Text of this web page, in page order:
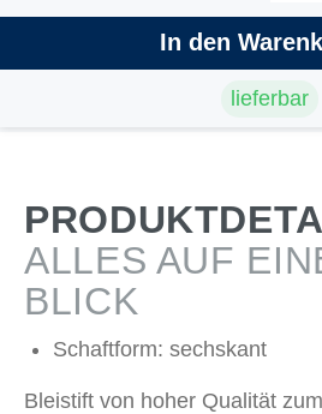
In den
lieferbar
ALLES AUF
BLICK
Schaftform: sechskant
Bleistift von hoher Qualität